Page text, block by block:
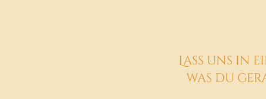
Lass uns in
was du